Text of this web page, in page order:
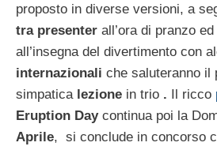
proposto in diverse versioni, a
tra presenter all’ora di pranzo
all’insegna del divertimento con
internazionali che saluteranno il
simpatica lezione in trio . Il ricco
Eruption Daycontinua poi la
Aprile, si conclude in concorso